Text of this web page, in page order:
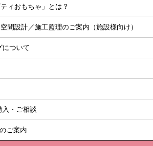
ィおもちゃ」とは？
間設計／施工監理のご案内（施設様向け）
ついて
・ご相談
ご案内